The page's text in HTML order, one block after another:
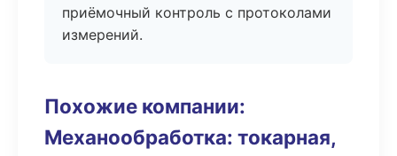
приёмочный контроль с протоколами
измерений.
Похожие компании:
Механообработка: токарная,